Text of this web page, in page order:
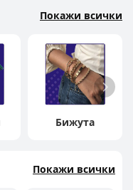
Покажи всички
Бижута
Покажи всички